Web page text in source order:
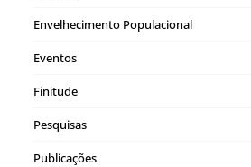
Envelhecimento Populacional
Eventos
Finitude
Pesquisas
Publicações